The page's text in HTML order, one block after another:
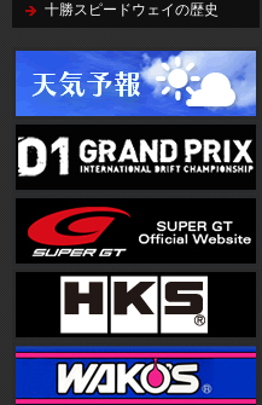
十勝スピードウェイの歴史